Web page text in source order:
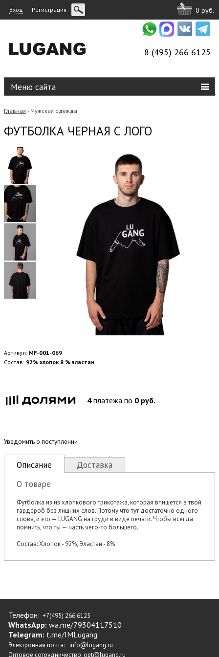
Вход Регистрация 0 руб.
8 (495) 266 6125
Меню сайта
Главная › Мужская одежда
ФУТБОЛКА ЧЕРНАЯ С ЛОГО
Артикул: MF-001-069
Состав: 92% хлопок 8 % эластан
4платежа по 0 руб.
Уведомить о поступлении
Описание
Доставка
О товаре
Футболка из из хлопкового трикотажа, которая впишется в твой
гардероб без лишних слов. Потому что тут достаточно одного
слова, и это — LUGANG на груди в виде печати. Чтобы всегда
помнить, что ты — часть чего-то большего.
Состав: Хлопок - 92%, Эластан - 8%
Телефон: +7(495) 266 6125
WhatsApp: wa.me/79304117510
Telegram: t.me/IMLugang
Электронная почта: info@lugang.ru
Оптовое сотрудничество: opt@lugang.ru